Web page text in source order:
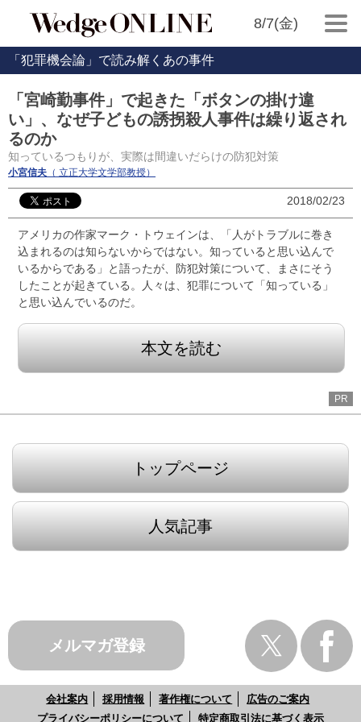
8/7(金)
「犯罪機会論」で読み解くあの事件
「宮崎勤事件」で起きた「ボタンの掛け違
い」、なぜ子どもの誘拐殺人事件は繰り返され
るのか
知っているつもりが、実際は間違いだらけの防犯対策
小宮信夫 （ 立正大学文学部教授）
2018/02/23
アメリカの作家マーク・トウェインは、「人がトラブルに巻き
込まれるのは知らないからではない。知っていると思い込んで
いるからである」と語ったが、防犯対策について、まさにそう
したことが起きている。人々は、犯罪について「知っている」
と思い込んでいるのだ。
本文を読む
PR
トップページ
人気記事
メルマガ登録
会社案内 採用情報 著作権について
広告のご案内
プライバシーポリシーについて
特定商取引法に基づく表示